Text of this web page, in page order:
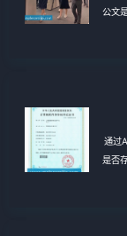
公文
通过
是否